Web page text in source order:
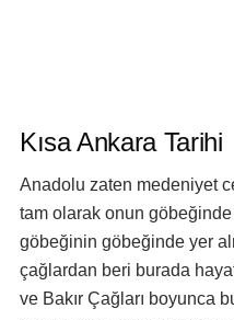
Kısa Ankara Tarihi
Anadolu zaten medeniyet
tam olarak onun göbeğinde
göbeğinin göbeğinde yer
çağlardan beri burada
ve Bakır Çağları boyunca